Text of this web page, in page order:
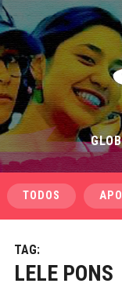
TODOS
TAG:
LELE PONS